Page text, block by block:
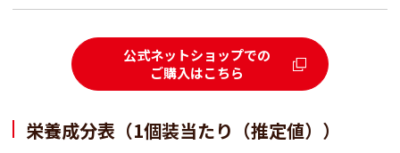
公式ネットショップでの
ご購入はこちら
栄養成分表（1個装当たり（推定値））